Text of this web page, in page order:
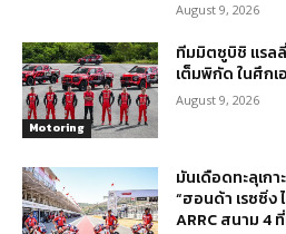
August 9, 2026
Motoring
ทีมมิตซูบิชิ แรล
เต็มพิกัด ในศึก
August 9, 2026
มันเดือดทะลุเก
“ฮอนด้า เรซซิ่
ARRC สนาม 4